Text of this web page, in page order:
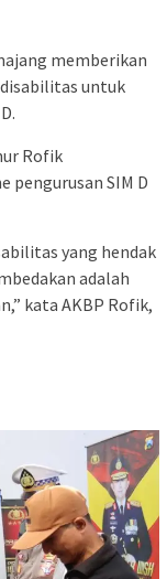
memberikan
untuk
Rofik
pengurusan SIM D
yang hendak
adalah
kata AKBP Rofik,